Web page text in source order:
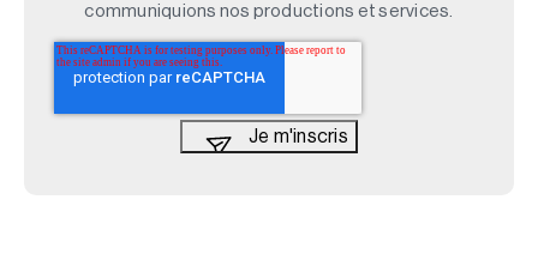
communiquions nos productions et services.